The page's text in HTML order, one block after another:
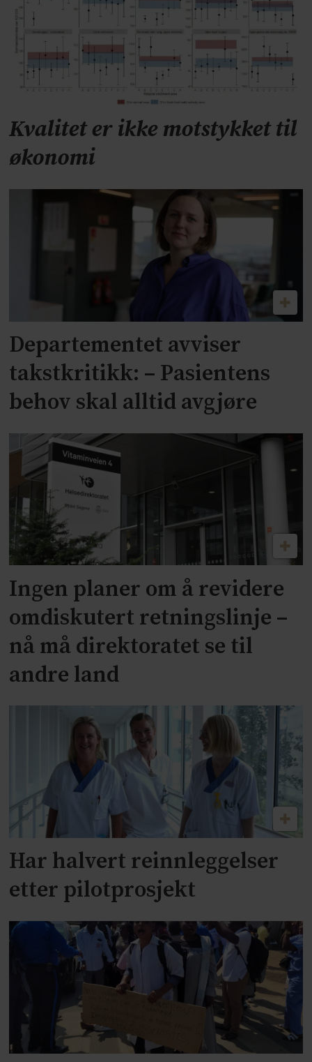
Kvalitet er ikke motstykket til
økonomi
Departementet avviser
takstkritikk: – Pasientens
behov skal alltid avgjøre
Ingen planer om å revidere
omdiskutert retningslinje –
nå må direktoratet se til
andre land
Har halvert reinnleggelser
etter pilotprosjekt